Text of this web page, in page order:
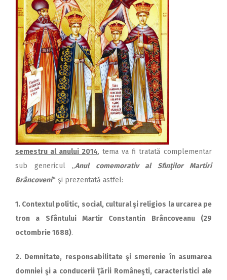
semestru al a­nu­lui 2014, tema va fi tratată com­plementar
sub genericul „A­nul comemorativ al Sfinţilor Martiri
Brâncoveni“ şi prezentată astfel:
1. Contextul politic, social, cul­tural şi religios la urcarea pe
tron a Sfântului Martir Con­stan­tin Brâncoveanu (29
octom­brie 1688).
2. Demnitate, responsabilitate şi smerenie în asumarea
dom­niei şi a conducerii Ţării Ro­mâ­neşti, caracteristici ale